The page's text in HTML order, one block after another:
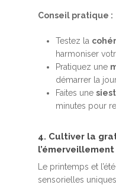
Conseil pratique :
Testez la
harmoniser
Pratiquez une
démarrer la
Faites une
minutes pour
4. Cultiver la
Le printemps et
sensorielles